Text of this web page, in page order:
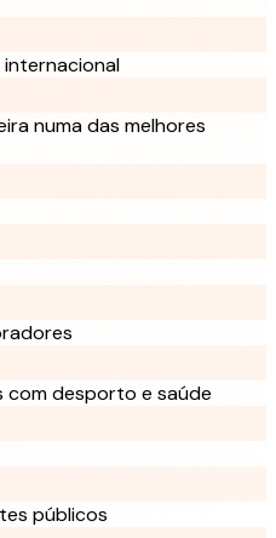
internacional
numa das melhores
com desporto e saúde
públicos